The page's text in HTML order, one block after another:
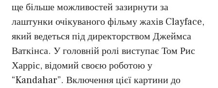
ще більше можливостей зазирнути за
лаштунки очікуваного фільму жахів Clayface,
який ведеться під директорством Джеймса
Ваткінса. У головній ролі виступає Том Рис
Харріс, відомий своєю роботою у
“Kandahar”. Включення цієї картини до